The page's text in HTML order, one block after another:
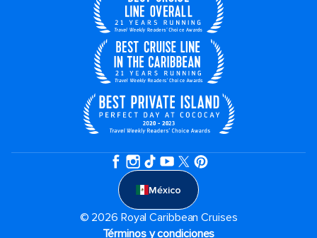
México
© 2026 Royal Caribbean Cruises
Términos y condiciones